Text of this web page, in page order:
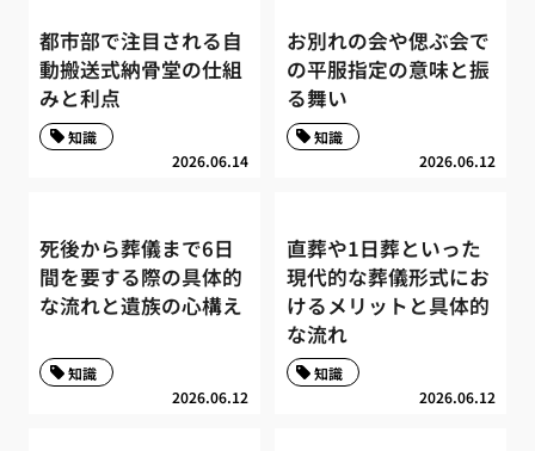
都市部で注目される自
動搬送式納骨堂の仕組
みと利点
2026.06.14
知識
お別れの会や偲ぶ会で
の平服指定の意味と振
る舞い
2026.06.12
知識
死後から葬儀まで6日
間を要する際の具体的
な流れと遺族の心構え
2026.06.12
知識
直葬や1日葬といった
現代的な葬儀形式にお
けるメリットと具体的
な流れ
2026.06.12
知識